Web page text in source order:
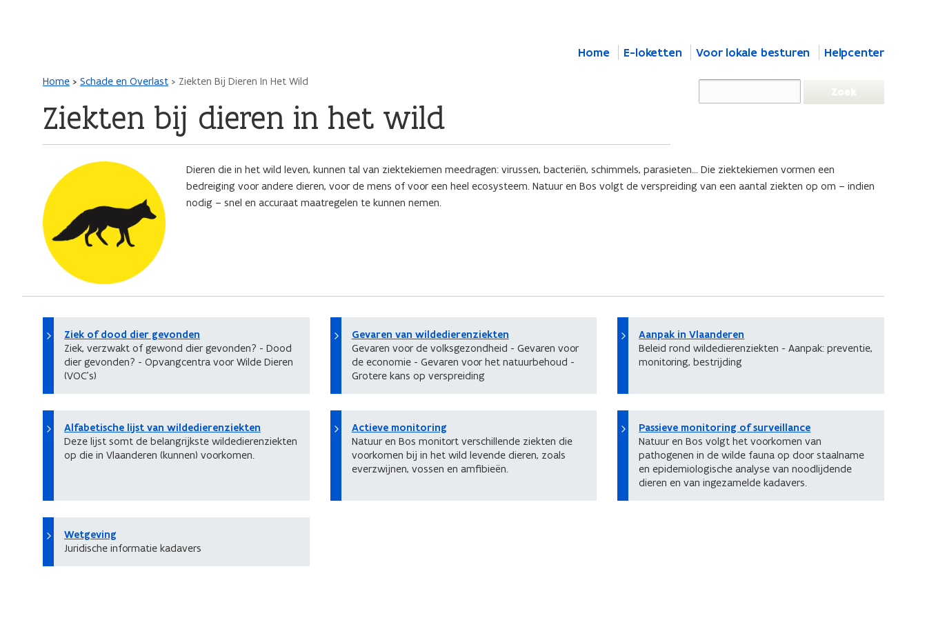
Home E-loketten Voor lokale besturen Helpcenter
Kruimelpad
Home Schade en Overlast Ziekten Bij Dieren In Het Wild
Ziekten bij dieren in het wild
Afbeelding
Dieren die in het wild leven, kunnen tal van ziektekiemen meedragen: virussen, bacteriën, schimmels, parasieten… Die ziektekiemen vormen een
bedreiging voor andere dieren, voor de mens of voor een heel ecosysteem. Natuur en Bos volgt de verspreiding van een aantal ziekten op om – indien
nodig – snel en accuraat maatregelen te kunnen nemen.
Ziek of dood dier gevonden
Ziek, verzwakt of gewond dier gevonden? - Dood
dier gevonden? - Opvangcentra voor Wilde Dieren
(VOC’s)
Gevaren van wildedierenziekten
Gevaren voor de volksgezondheid - Gevaren voor
de economie - Gevaren voor het natuurbehoud -
Grotere kans op verspreiding
Aanpak in Vlaanderen
Beleid rond wildedierenziekten - Aanpak: preventie,
monitoring, bestrijding
Alfabetische lijst van wildedierenziekten
Deze lijst somt de belangrijkste wildedierenziekten
op die in Vlaanderen (kunnen) voorkomen.
Actieve monitoring
Natuur en Bos monitort verschillende ziekten die
voorkomen bij in het wild levende dieren, zoals
everzwijnen, vossen en amfibieën.
Passieve monitoring of surveillance
Natuur en Bos volgt het voorkomen van
pathogenen in de wilde fauna op door staalname
en epidemiologische analyse van noodlijdende
dieren en van ingezamelde kadavers.
Wetgeving
Juridische informatie kadavers